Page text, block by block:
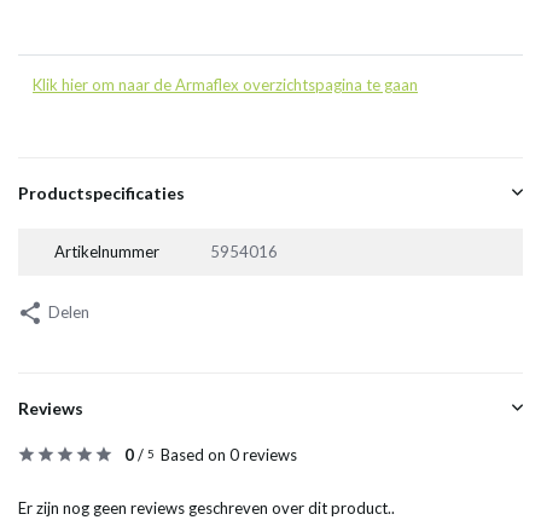
Klik hier om naar de Armaflex overzichtspagina te gaan
Productspecificaties
Artikelnummer 5954016
Delen
Reviews
0/ 5 Based on 0 reviews
Er zijn nog geen reviews geschreven over dit product..